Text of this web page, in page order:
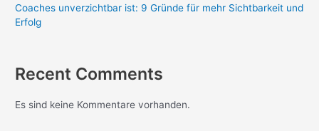
Coaches unverzichtbar ist: 9 Gründe für mehr Sichtbarkeit und
Erfolg
Recent Comments
Es sind keine Kommentare vorhanden.